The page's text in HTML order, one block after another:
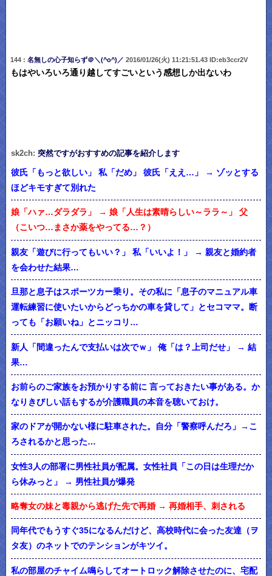
144 : 名無しの心子知らず＠＼(^o^)／ 2016/01/26(火) 11:21:51.43 ID:eb3ccr2V
もはやいろいろ通り越してすごいという感想しか出ないわ
sk2ch: 突然ですがおすすめの記事を紹介します
彼氏「もっと欲しい」 私「だめ」 彼氏「ええ…」 → ゾッとする
ほどキモすぎて別れた
娘「ハァ…ダラダラ」 → 娘「人生は素晴らしい～ララ～」 父
（こいつ…まさか薬をやってる…？）
親友「遊びに行ってもいい？」 私「いいよ！」 → 親友と婚約者
を会わせた結果…
旦那と息子はスポーツカー乗り。その私に「息子のマニュアル車
運転練習に使いたいからどっちかの車を貸して」とセコママ。断
っても「お願いね」とニッコリ…
新人「間違ったんで支払いは次でｗ」 俺「は？上司だせ」 → 結
果…
お前らのご家族をお預かりする前に 言っておきたい事がある。か
なりきびしい話もするが介護職員の本音を聴いておけ。
家のドアが開かない様に駐車された。自分「警察呼んだろ」→こ
ろされるかと思った…
女性3人の部署に男性社員が配属。女性社員「この日は生理だか
ら休みっと」 → 男性社員が爆発
略奪女の妹と毒親から逃げた先で再婚 → 再婚相手、刺される
同年代でもうすぐ35になるんだけど、高校時代に会った友達（ヲ
タ友）のネットでのテンションがキツイ。
私の部屋のチャイム鳴らしてオートロック解除させたのに、宅配